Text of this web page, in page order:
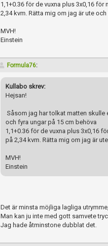
1,1+0.36 för de vuxna plus 3x0,16
2,34 kvm. Rätta mig om jag är ute och
MVH!
Einstein
Formula76:
Kullabo skrev:
Hejsan!
Såsom jag har tolkat matten
och fyra ungar på 15 cm behöva
1,1+0.36 för de vuxna plus 3x0,16
på 2,34 kvm. Rätta mig om jag är
MVH!
Einstein
Det är minsta möjliga lagliga
Man kan ju inte med gott samvete
Jag hade åtminstone dubblat det.